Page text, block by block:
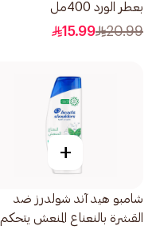
بعطر الورد 400مل
20.99
15.99
+
شامبو هيد آند شولدرز ضد
القشرة بالنعناع المنعش يتحكم